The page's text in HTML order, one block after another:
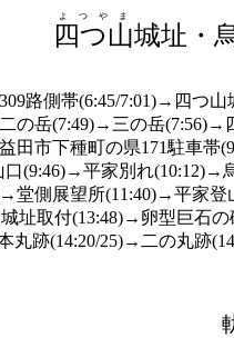
四つ山
よつやま
城址・
路側帯(6:45/7:01)→四つ
の岳(7:49)→三の岳(7:56)→
田市下種町の県171駐車
(9:46)→平家別れ(10:12)→
堂側展望所(11:40)→平家
址取付(13:48)→卵型巨石
丸跡(14:20/25)→二の丸跡